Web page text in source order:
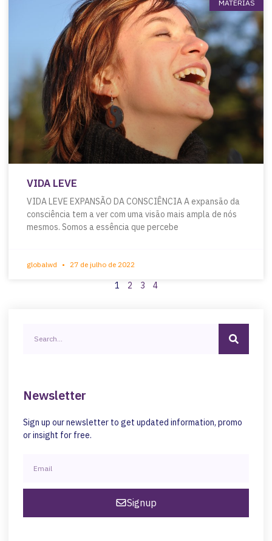
MATÉRIAS
VIDA LEVE
VIDA LEVE EXPANSÃO DA CONSCIÊNCIA A expansão da
consciência tem a ver com uma visão mais ampla de nós
mesmos. Somos a essência que percebe
globalwd 27 de julho de 2022
1 2 3 4
Newsletter
Sign up our newsletter to get updated information, promo
or insight for free.
Signup